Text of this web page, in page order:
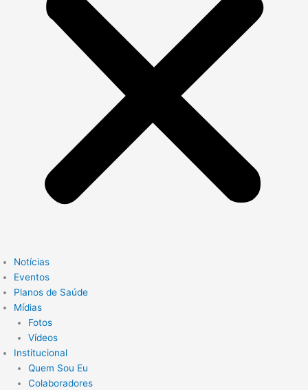
Notícias
Eventos
Planos de Saúde
Mídias
Fotos
Vídeos
Institucional
Quem Sou Eu
Colaboradores